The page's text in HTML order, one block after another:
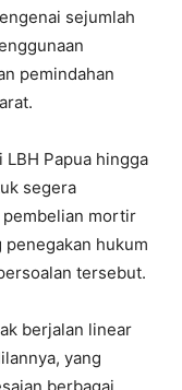
sejumlah
pemindahan
Papua hingga
segera
pembelian mortir
penegakan hukum
tersebut.
berjalan linear
yang